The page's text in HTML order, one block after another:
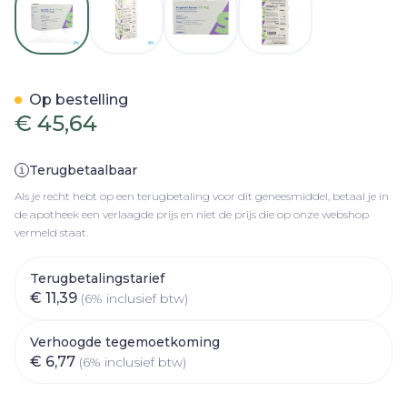
€ 45,64
Terugbetaalbaar
Als je recht hebt op een terugbetaling voor dit geneesmiddel, betaal je in
de apotheek een verlaagde prijs en niet de prijs die op onze webshop
vermeld staat.
Terugbetalingstarief
€ 11,39 (6% inclusief btw)
Verhoogde tegemoetkoming
€ 6,77 (6% inclusief btw)
Op bestelling